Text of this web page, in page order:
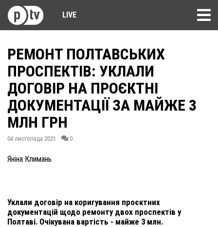
LIVE
РЕМОНТ ПОЛТАВСЬКИХ
ПРОСПЕКТІВ: УКЛАЛИ
ДОГОВІР НА ПРОЄКТНІ
ДОКУМЕНТАЦІЇ ЗА МАЙЖЕ 3
МЛН ГРН
04 листопада 2021 0
Яніна Климань
Уклали договір на коригування проєктних
документацій щодо ремонту двох проспектів у
Полтаві. Очікувана вартість - майже 3 млн.